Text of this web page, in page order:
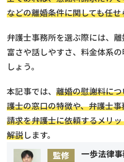
などの離婚条件に関しても任せ
弁護士事務所を選ぶ際には、
富さや話しやすさ、料金体系
しょう。
本記事では、 離婚の慰謝料に
護士の窓口の特徴や、弁護士
請求を弁護士に依頼するメリ
解説します。
監修
一歩法律